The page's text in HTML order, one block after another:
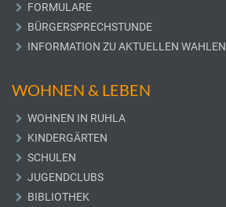
FORMULARE
BÜRGERSPRECHSTUNDE
INFORMATION ZU AKTUELLEN WAHLEN
WOHNEN & LEBEN
WOHNEN IN RUHLA
KINDERGÄRTEN
SCHULEN
JUGENDCLUBS
BIBLIOTHEK